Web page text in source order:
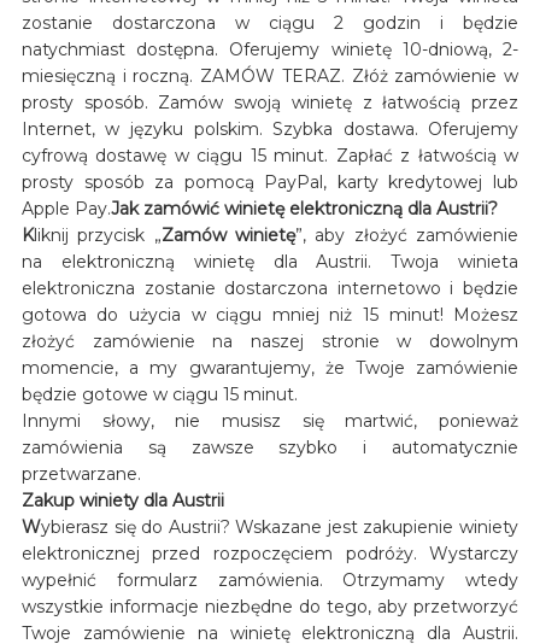
zostanie dostarczona w ciągu 2 godzin i będzie
natychmiast dostępna. Oferujemy winietę 10-dniową, 2-
miesięczną i roczną. ZAMÓW TERAZ. Złóż zamówienie w
prosty sposób. Zamów swoją winietę z łatwością przez
Internet, w języku polskim. Szybka dostawa. Oferujemy
cyfrową dostawę w ciągu 15 minut. Zapłać z łatwością w
prosty sposób za pomocą PayPal, karty kredytowej lub
Apple Pay.Jak zamówić winietę elektroniczną dla Austrii?
Kliknij przycisk „Zamów winietę”, aby złożyć zamówienie
na elektroniczną winietę dla Austrii. Twoja winieta
elektroniczna zostanie dostarczona internetowo i będzie
gotowa do użycia w ciągu mniej niż 15 minut! Możesz
złożyć zamówienie na naszej stronie w dowolnym
momencie, a my gwarantujemy, że Twoje zamówienie
będzie gotowe w ciągu 15 minut.
Innymi słowy, nie musisz się martwić, ponieważ
zamówienia są zawsze szybko i automatycznie
przetwarzane.
Zakup winiety dla Austrii
Wybierasz się do Austrii? Wskazane jest zakupienie winiety
elektronicznej przed rozpoczęciem podróży. Wystarczy
wypełnić formularz zamówienia. Otrzymamy wtedy
wszystkie informacje niezbędne do tego, aby przetworzyć
Twoje zamówienie na winietę elektroniczną dla Austrii.